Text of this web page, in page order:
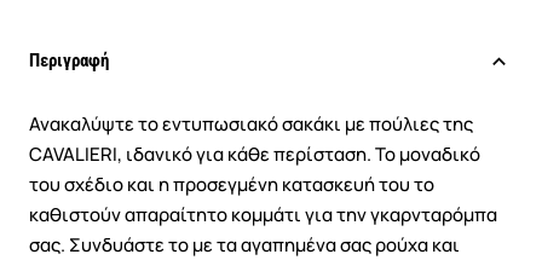
Περιγραφή
Ανακαλύψτε το εντυπωσιακό σακάκι με πούλιες της
CAVALIERI, ιδανικό για κάθε περίσταση. Το μοναδικό
του σχέδιο και η προσεγμένη κατασκευή του το
καθιστούν απαραίτητο κομμάτι για την γκαρνταρόμπα
σας. Συνδυάστε το με τα αγαπημένα σας ρούχα και